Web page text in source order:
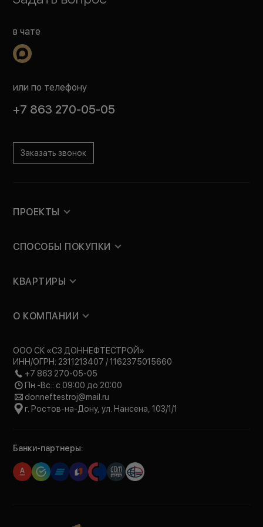
в чате
или по телефону
+7 863 270-05-05
Заказать звонок
ПРОЕКТЫ
СПОСОБЫ ПОКУПКИ
КВАРТИРЫ
О КОМПАНИИ
ООО СК «СЗ ДОННЕФТЕСТРОЙ»
ИНН/ОГРН: 2311213407 / 1162375015660
+7 863 270-05-05
Пн.-Вс.: с 09:00 до 20:00
donneftestroj@mail.ru
г. Ростов-на-Дону, ул. Нансена, 103/1/1
Банки-партнеры: